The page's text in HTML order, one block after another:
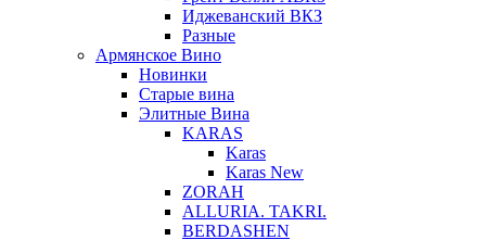
Иджеванский ВКЗ
Разные
Армянское Вино
Новинки
Старые вина
Элитные Вина
KARAS
Karas
Karas New
ZORAH
ALLURIA. TAKRI.
BERDASHEN